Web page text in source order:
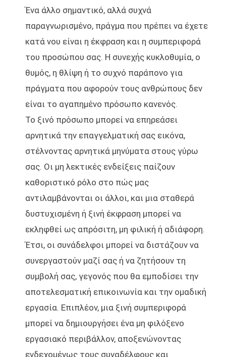
Ένα άλλο σημαντικό, αλλά συχνά
παραγνωρισμένο, πράγμα που πρέπει να έχετε
κατά νου είναι η έκφραση και η συμπεριφορά
του προσώπου σας. Η συνεχής κυκλοθυμία, ο
θυμός, η θλίψη ή το συχνό παράπονο για
πράγματα που αφορούν τους ανθρώπους δεν
είναι το αγαπημένο πρόσωπο κανενός.
Το ξινό πρόσωπο μπορεί να επηρεάσει
αρνητικά την επαγγελματική σας εικόνα,
στέλνοντας αρνητικά μηνύματα στους γύρω
σας. Οι μη λεκτικές ενδείξεις παίζουν
καθοριστικό ρόλο στο πώς μας
αντιλαμβάνονται οι άλλοι, και μια σταθερά
δυστυχισμένη ή ξινή έκφραση μπορεί να
εκληφθεί ως απρόσιτη, μη φιλική ή αδιάφορη.
Έτσι, οι συνάδελφοι μπορεί να διστάζουν να
συνεργαστούν μαζί σας ή να ζητήσουν τη
συμβολή σας, γεγονός που θα εμποδίσει την
αποτελεσματική επικοινωνία και την ομαδική
εργασία. Επιπλέον, μια ξινή συμπεριφορά
μπορεί να δημιουργήσει ένα μη φιλόξενο
εργασιακό περιβάλλον, αποξενώνοντας
ενδεχομένως τους συναδέλφους και